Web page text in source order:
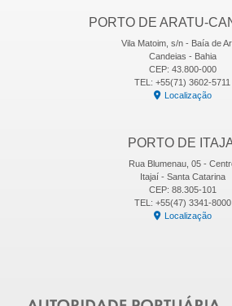
PORTO DE ARATU-
Vila Matoim, s/n - Baía de
Candeias - Bahia
CEP: 43.800-000
TEL: +55(71) 3602-5711
Localização
PORTO DE
Rua Blumenau, 05 -
Itajaí - Santa Catarina
CEP: 88.305-101
TEL: +55(47) 3341-8000
Localização